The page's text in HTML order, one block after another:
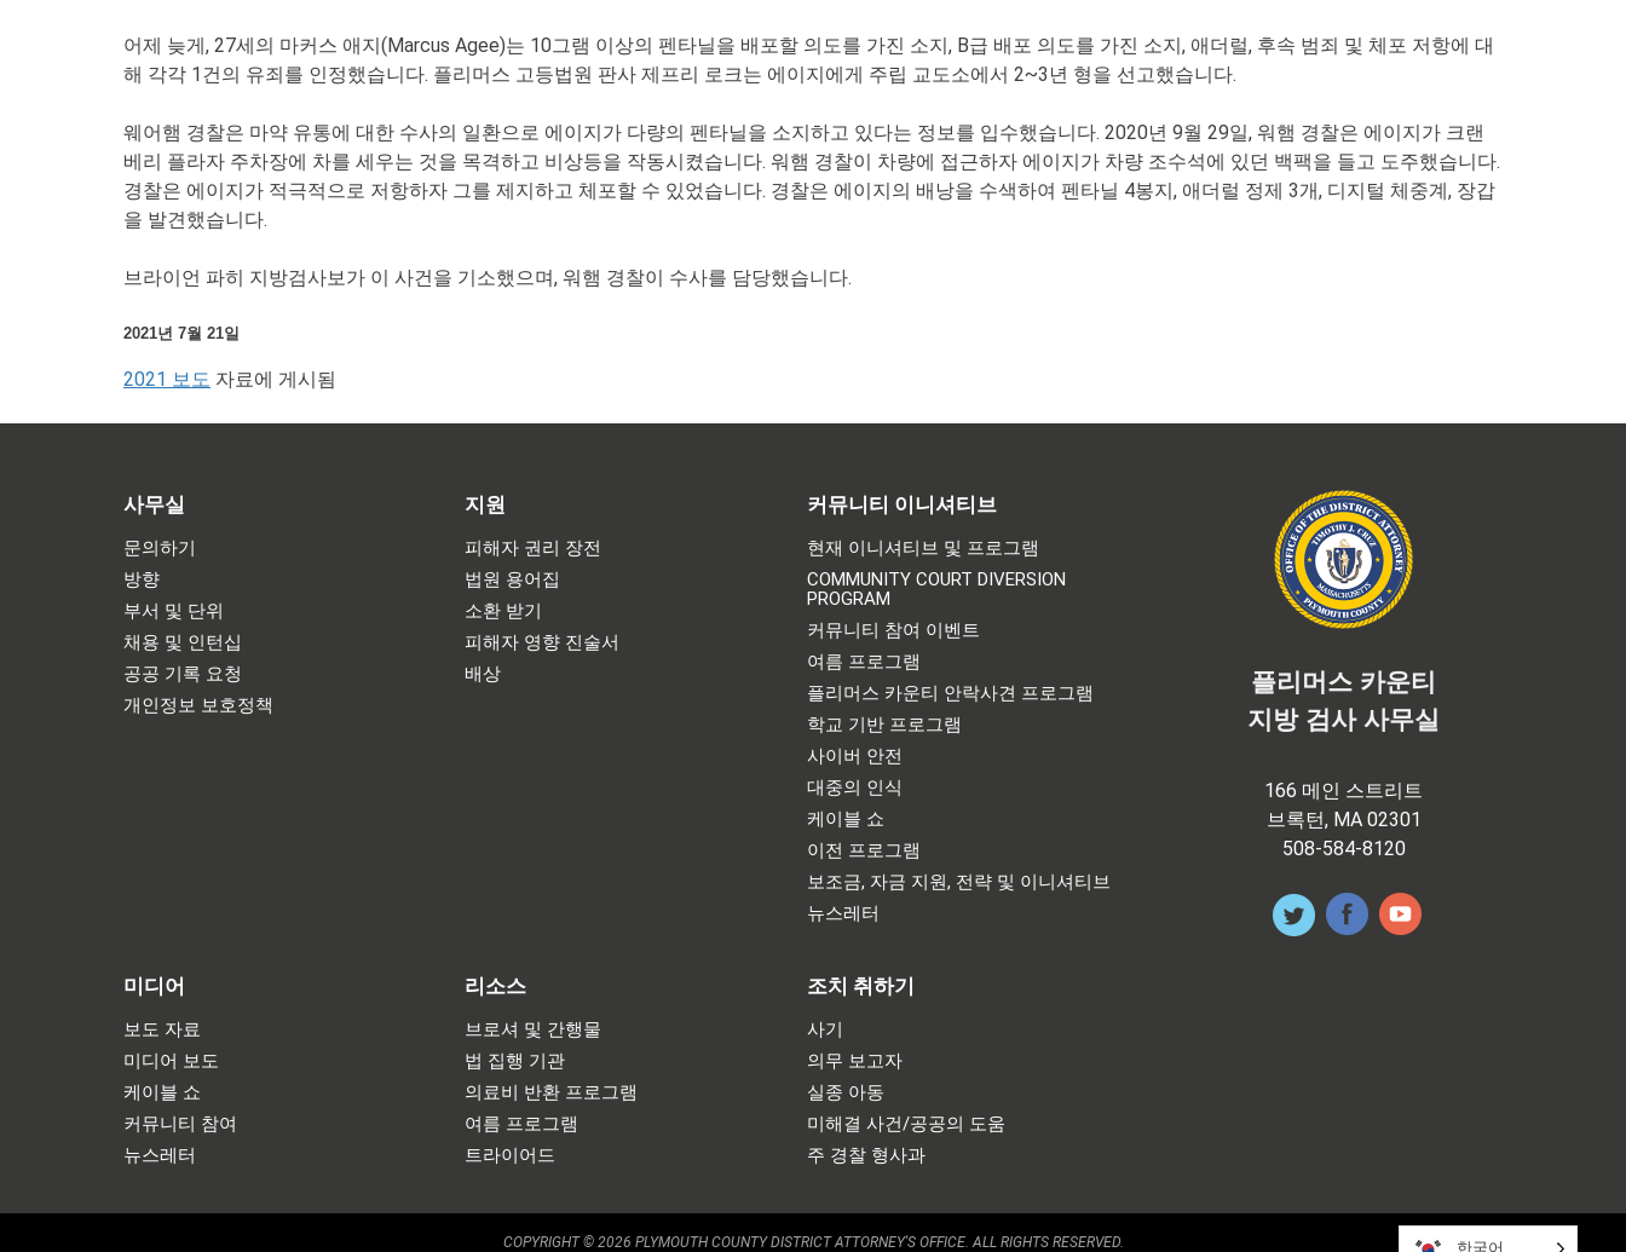
어제 늦게, 27세의 마커스 애지(Marcus Agee)는 10그램 이상의 펜타닐을 배포할 의도를 가진 소지, B급 배포 의도를 가진 소지, 애더럴, 후속 범죄 및 체포 저항에 대
해 각각 1건의 유죄를 인정했습니다. 플리머스 고등법원 판사 제프리 로크는 에이지에게 주립 교도소에서 2~3년 형을 선고했습니다.
웨어햄 경찰은 마약 유통에 대한 수사의 일환으로 에이지가 다량의 펜타닐을 소지하고 있다는 정보를 입수했습니다. 2020년 9월 29일, 워햄 경찰은 에이지가 크랜
베리 플라자 주차장에 차를 세우는 것을 목격하고 비상등을 작동시켰습니다. 워햄 경찰이 차량에 접근하자 에이지가 차량 조수석에 있던 백팩을 들고 도주했습니다.
경찰은 에이지가 적극적으로 저항하자 그를 제지하고 체포할 수 있었습니다. 경찰은 에이지의 배낭을 수색하여 펜타닐 4봉지, 애더럴 정제 3개, 디지털 체중계, 장갑
을 발견했습니다.
브라이언 파히 지방검사보가 이 사건을 기소했으며, 워햄 경찰이 수사를 담당했습니다.
2021년 7월 21일
2021 보도 자료에 게시됨
사무실
문의하기
방향
부서 및 단위
채용 및 인턴십
공공 기록 요청
개인정보 보호정책
지원
피해자 권리 장전
법원 용어집
소환 받기
피해자 영향 진술서
배상
커뮤니티 이니셔티브
현재 이니셔티브 및 프로그램
COMMUNITY COURT DIVERSION
PROGRAM
커뮤니티 참여 이벤트
여름 프로그램
플리머스 카운티 안락사견 프로그램
학교 기반 프로그램
사이버 안전
대중의 인식
케이블 쇼
이전 프로그램
보조금, 자금 지원, 전략 및 이니셔티브
뉴스레터
미디어
보도 자료
미디어 보도
케이블 쇼
커뮤니티 참여
뉴스레터
리소스
브로셔 및 간행물
법 집행 기관
의료비 반환 프로그램
여름 프로그램
트라이어드
조치 취하기
사기
의무 보고자
실종 아동
미해결 사건/공공의 도움
주 경찰 형사과
플리머스 카운티
지방 검사 사무실
166 메인 스트리트
브록턴, MA 02301
508-584-8120
COPYRIGHT © 2026 PLYMOUTH COUNTY DISTRICT ATTORNEY'S OFFICE. ALL RIGHTS RESERVED. 한국어